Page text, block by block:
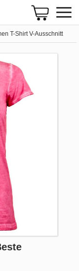
T-Shirt V-Ausschnitt